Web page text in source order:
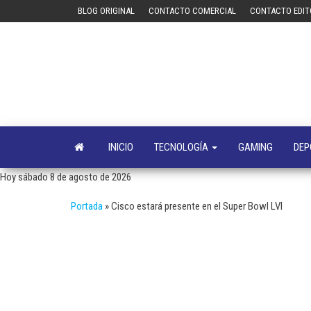
BLOG ORIGINAL CONTACTO COMERCIAL CONTACTO
INICIO TECNOLOGÍA GAMING
Hoy sábado 8 de agosto de 2026
Portada »Cisco estará presente en el Super Bowl LVI